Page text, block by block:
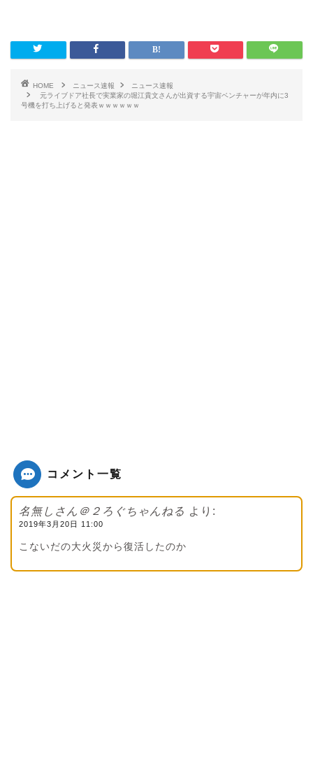
HOME ニュース速報
ニュース速報
元ライブドア社長で実業家の堀江貴文さんが出資する宇宙ベンチャーが年内に3
号機を打ち上げると発表ｗｗｗｗｗｗ
コメント一覧
名無しさん＠２ろぐちゃんねる より:
2019年3月20日 11:00
こないだの大火災から復活したのか